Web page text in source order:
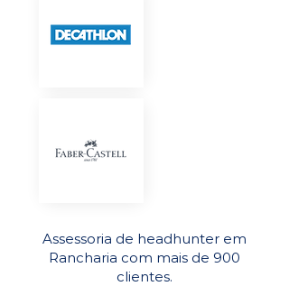
Assessoria de headhunter em
Rancharia com mais de 900
clientes.